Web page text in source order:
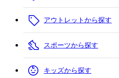
アウトレットから探す
スポーツから探す
キッズから探す